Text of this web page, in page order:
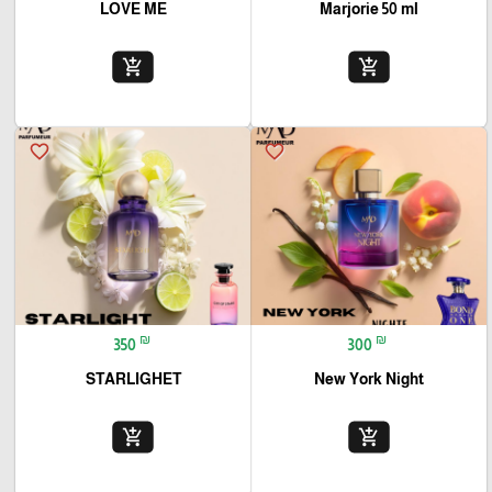
Marjorie 50 ml
add_shopping_cart
LOVE ME
add_shopping_cart
favorite_border
300 ₪
New York Night
add_shopping_cart
favorite_border
350 ₪
STARLIGHET
add_shopping_cart